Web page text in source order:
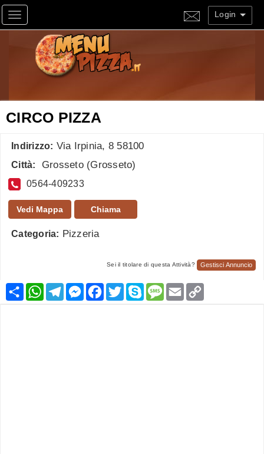
Toggle navigation Login
CIRCO PIZZA
Indirizzo: Via Irpinia, 8 58100
Città: Grosseto (Grosseto)
0564-409233
Vedi Mappa Chiama
Categoria: Pizzeria
Sei il titolare di questa Attività? Gestisci Annuncio
CondividiWhatsApp
TelegramMessenger
Facebook
TwitterSkypeMessage
Email